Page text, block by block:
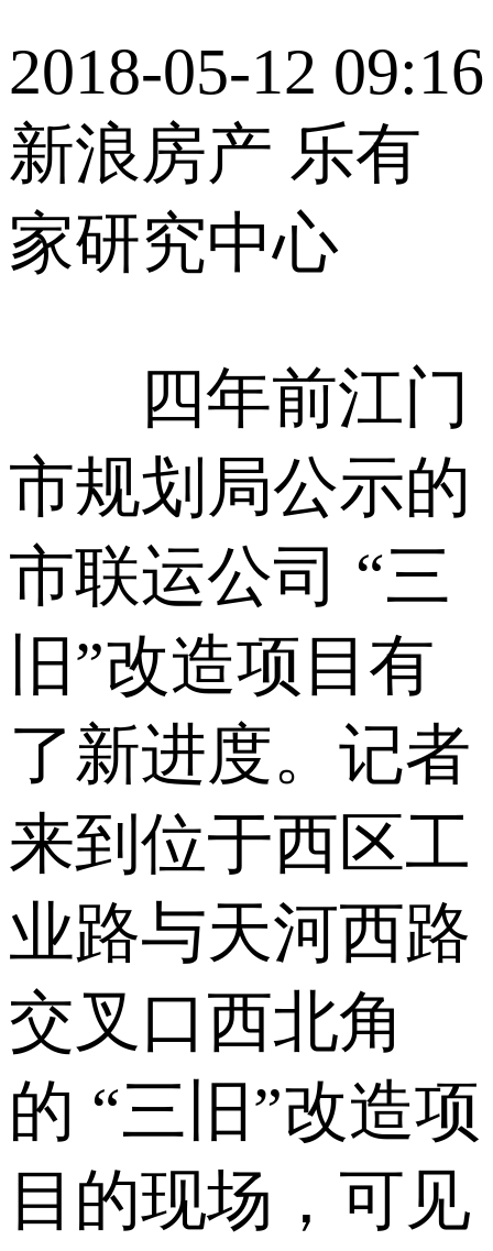
2018-05-12 09:16
新浪房产 乐有
家研究中心
四年前江门
市规划局公示的
市联运公司 “三
旧”改造项目有
了新进度。记者
来到位于西区工
业路与天河西路
交叉口西北角
的 “三旧”改造项
目的现场，可见